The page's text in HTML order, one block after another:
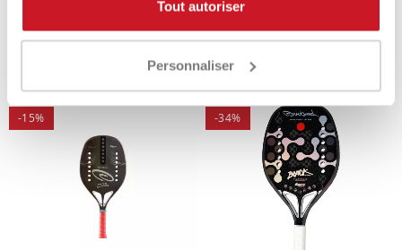
Tout autoriser
Personnaliser
119,90 €
209,00 €
-15% -34%